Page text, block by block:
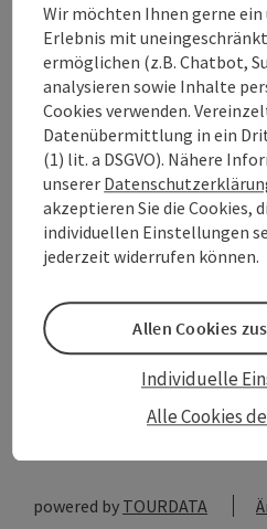
Region
Linz(Stadt), Oberösterreich
Letzte Aktualisierung
24.04.2026 - 11:35
Copyright
Hotel Kolping
Beitrag merken
zum Merkzettel
powered by TOURDATA
Wir möchten Ihnen gerne
Erlebnis mit
ermöglichen (z.B. Chatbot,
analysieren sowie Inhalte
Cookies verwenden.
Datenübermittlung in ein
(1) lit. a DSGVO). Nähere
unserer
akzeptieren Sie die Cookies,
individuellen Einstellungen
jederzeit widerrufen können.
Alle Cookies
Individuelle
Allen Cookies